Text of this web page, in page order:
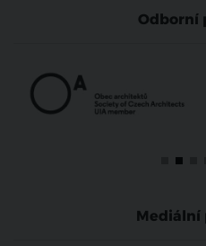
Odborní
Mediální